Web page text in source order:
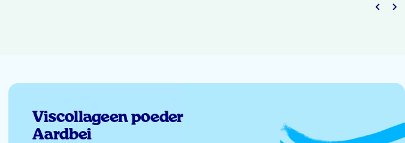
Viscollageen poeder
Aardbei